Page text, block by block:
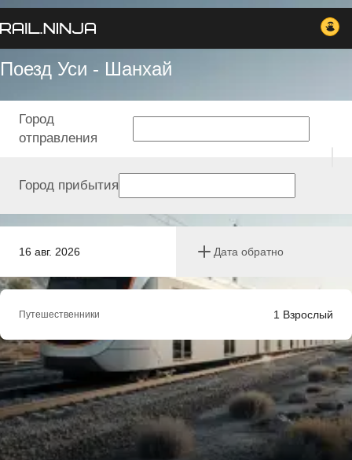
Поезд Уси - Шанхай
16 авг. 2026 Дата обратно
Город
отправления
Город прибытия
Путешественники 1 Взрослый